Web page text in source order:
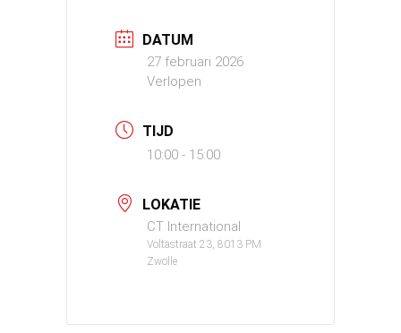
DATUM
27 februari 2026
Verlopen
TIJD
10:00 - 15:00
LOKATIE
CT International
Voltastraat 23, 8013 PM
Zwolle